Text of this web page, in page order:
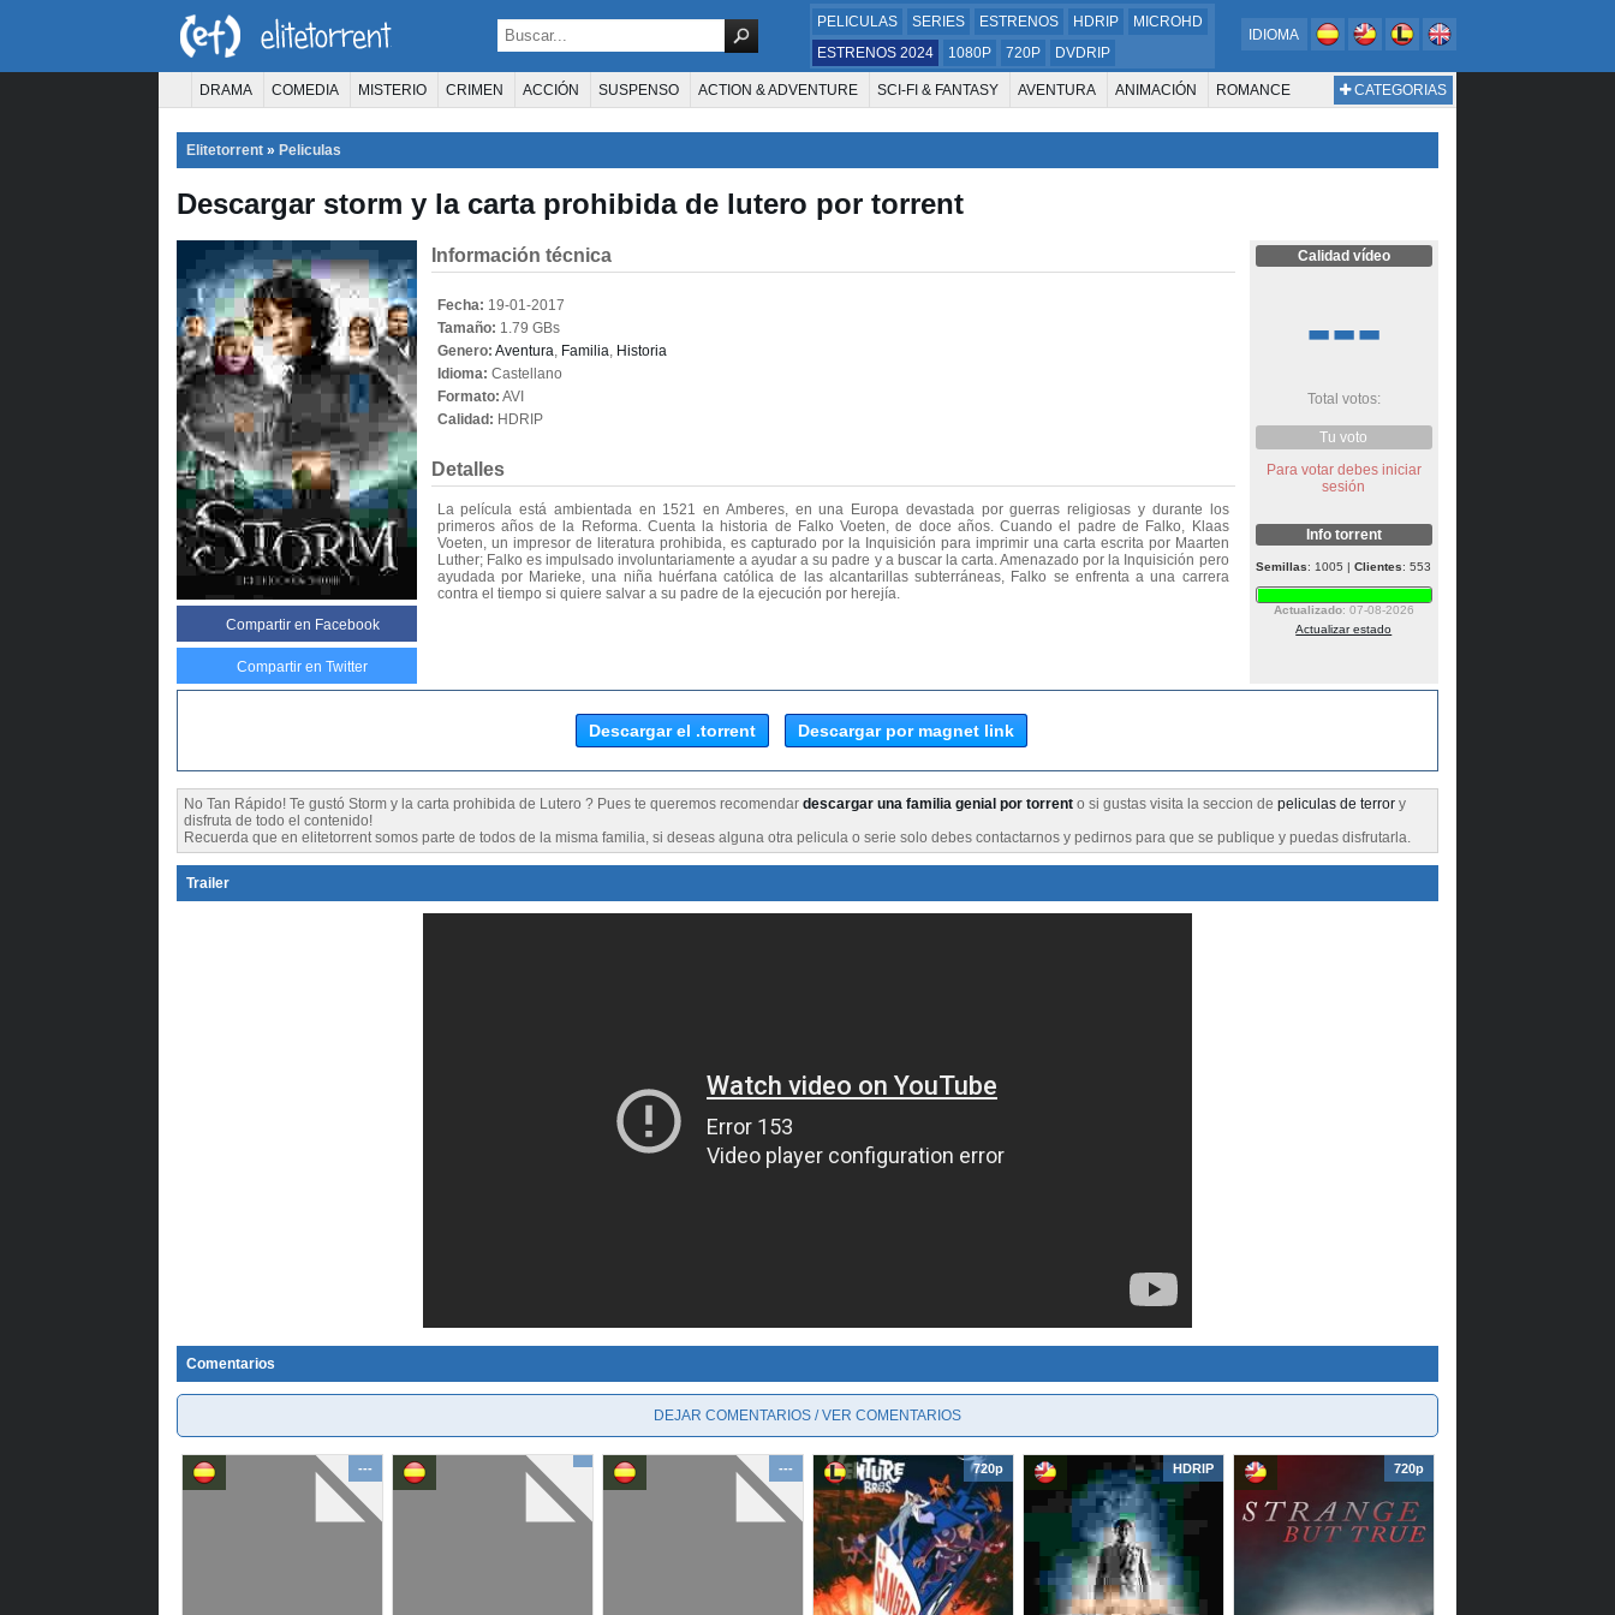
PELICULAS SERIES ESTRENOS HDRIP
MICROHD
ESTRENOS 2024
1080P 720P DVDRIP
IDIOMA
CATEGORIAS
DRAMA COMEDIA MISTERIO CRIMEN ACCIÓN SUSPENSO ACTION & ADVENTURE SCI-FI & FANTASY AVENTURA ANIMACIÓN ROMANCE
Elitetorrent » Peliculas
Descargar storm y la carta prohibida de lutero por torrent
Compartir en Facebook
Compartir en Twitter
Información técnica
Fecha: 19-01-2017
Tamaño: 1.79 GBs
Genero: Aventura, Familia, Historia
Idioma: Castellano
Formato: AVI
Calidad: HDRIP
Detalles
La película está ambientada en 1521 en Amberes, en una Europa devastada por guerras religiosas y durante los
primeros años de la Reforma. Cuenta la historia de Falko Voeten, de doce años. Cuando el padre de Falko, Klaas
Voeten, un impresor de literatura prohibida, es capturado por la Inquisición para imprimir una carta escrita por Maarten
Luther; Falko es impulsado involuntariamente a ayudar a su padre y a buscar la carta. Amenazado por la Inquisición pero
ayudada por Marieke, una niña huérfana católica de las alcantarillas subterráneas, Falko se enfrenta a una carrera
contra el tiempo si quiere salvar a su padre de la ejecución por herejía.
Calidad vídeo
---
Total votos:
Tu voto
Para votar debes iniciar
sesión
Info torrent
Semillas: 1005 |Clientes: 553
Actualizado: 07-08-2026
Actualizar estado
Descargar el .torrent Descargar por magnet link
No Tan Rápido! Te gustó Storm y la carta prohibida de Lutero ? Pues te queremos recomendar descargar una familia genial por torrent o si gustas visita la seccion de peliculas de terror y
disfruta de todo el contenido!
Recuerda que en elitetorrent somos parte de todos de la misma familia, si deseas alguna otra pelicula o serie solo debes contactarnos y pedirnos para que se publique y puedas disfrutarla.
Trailer
Comentarios
DEJAR COMENTARIOS / VER COMENTARIOS
--- --- 720p HDRIP 720p